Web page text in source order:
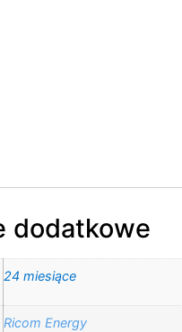
dodatkowe
24 miesiące
Ricom Energy